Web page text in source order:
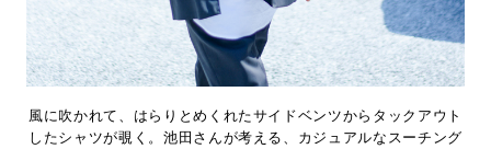
風に吹かれて、はらりとめくれたサイドベンツからタックアウト
したシャツが覗く。池田さんが考える、カジュアルなスーチング